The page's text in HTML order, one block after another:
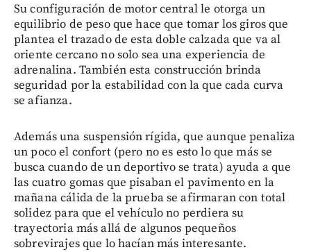
Su configuración de motor central le otorga un
equilibrio de peso que hace que tomar los giros que
plantea el trazado de esta doble calzada que va al
oriente cercano no solo sea una experiencia de
adrenalina. También esta construcción brinda
seguridad por la estabilidad con la que cada curva
se afianza.
Además una suspensión rígida, que aunque penaliza
un poco el confort (pero no es esto lo que más se
busca cuando de un deportivo se trata) ayuda a que
las cuatro gomas que pisaban el pavimento en la
mañana cálida de la prueba se afirmaran con total
solidez para que el vehículo no perdiera su
trayectoria más allá de algunos pequeños
sobrevirajes que lo hacían más interesante.